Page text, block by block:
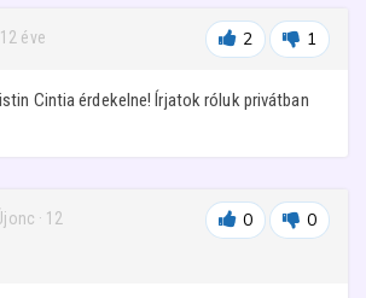
12 éve 2 1
Cintia érdekelne! Írjatok róluk privátban
· 12
0 0